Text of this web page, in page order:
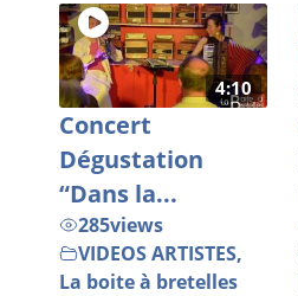
4:10
Concert
Dégustation
“Dans la...
285views
VIDEOS ARTISTES,
La boite à bretelles